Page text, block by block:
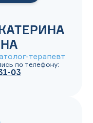
терапевт
по телефону:
03